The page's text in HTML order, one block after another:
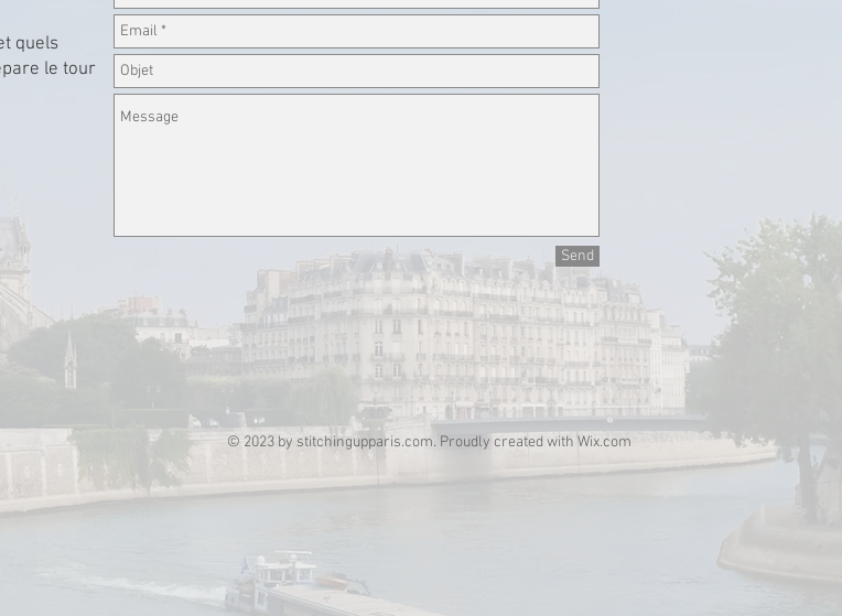
quels
le tour
Send
© 2023 by stitchingupparis.com. Proudly created with Wix.com